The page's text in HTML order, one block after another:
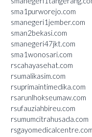
sma1purworejo.com
smanegeri1jember.com
sman2bekasi.com
smanegeri47jkt.com
sma1wonosari.com
rscahayasehat.com
rsumalikasim.com
rsuprimaintimedika.com
rsarunlhokseumaw.com
rsufauziahbireu.com
rsumumcitrahusada.com